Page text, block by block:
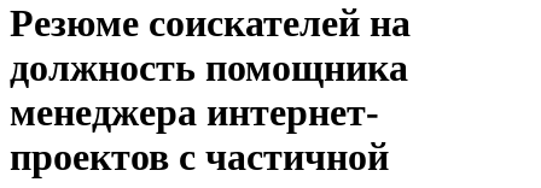
Резюме соискателей на
должность помощника
менеджера интернет-
проектов с частичной